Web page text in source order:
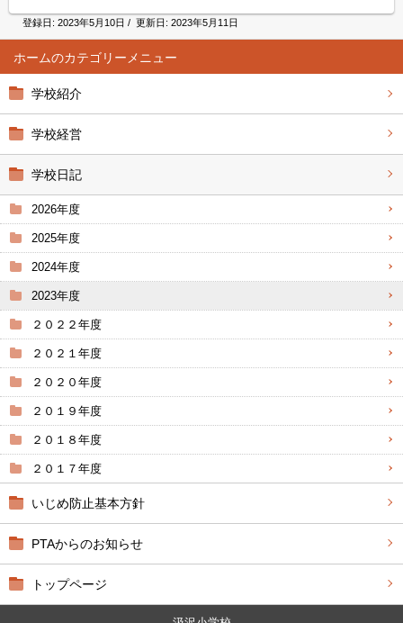
ホーム
学校紹介
学校経営
学校日記
2026年度
2025年度
2024年度
2023年度
２０２２年度
２０２１年度
２０２０年度
２０１９年度
２０１８年度
２０１７年度
いじめ防止基本方針
PTAからのお知らせ
トップページ
登録日: 2023年5月10日 / 更新日: 2023年5月11日